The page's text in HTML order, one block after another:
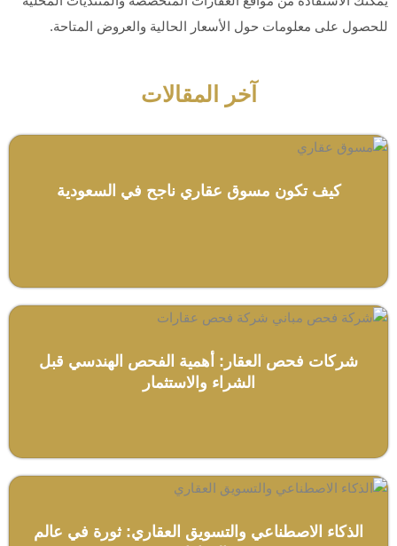
للحصول على معلومات حول الأسعار الحالية والعروض المتاحة.
آخر المقالات
كيف تكون مسوق عقاري ناجح في السعودية
شركات فحص العقار: أهمية الفحص الهندسي قبل
الشراء والاستثمار
الذكاء الاصطناعي والتسويق العقاري: ثورة في عالم